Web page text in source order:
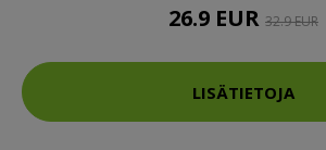
26.9 EUR 32.9 EUR
LISÄTIETOJA